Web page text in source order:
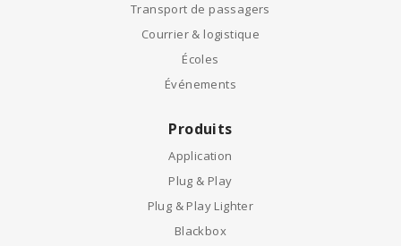
Transport de passagers
Courrier & logistique
Écoles
Événements
Produits
Application
Plug & Play
Plug & Play Lighter
Blackbox